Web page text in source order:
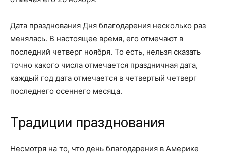
Дата празднования Дня благодарения несколько раз
менялась. В настоящее время, его отмечают в
последний четверг ноября. То есть, нельзя сказать
точно какого числа отмечается праздничная дата,
каждый год дата отмечается в четвертый четверг
последнего осеннего месяца.
Традиции празднования
Несмотря на то, что день благодарения в Америке